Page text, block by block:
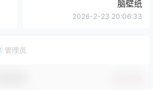
脑壁纸
2026-2-23 20:06:33
管理员